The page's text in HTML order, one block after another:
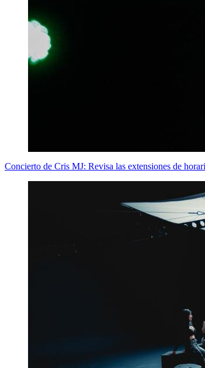
Concierto de Cris MJ: Revisa las extensiones de